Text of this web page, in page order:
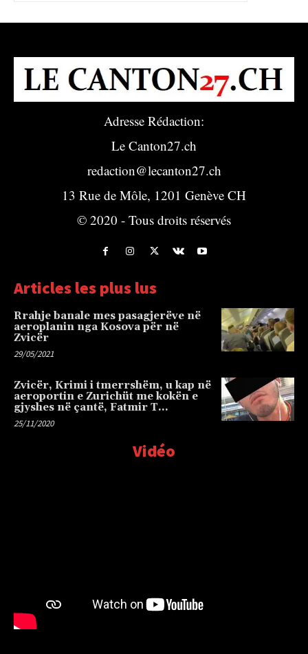
Adresse Rédaction:
Le Canton27.ch
redaction@lecanton27.ch
13 Rue de Môle, 1201 Genève CH
© 2020 - Tous droits réservés
Articles les plus lus
Rrahje banale mes pasagjerëve në
aeroplanin nga Kosova për në
Zvicër
29/05/2021
Zvicër, Krimi i tmerrshëm, u kap në
aeroportin e Zurichüt me kokën e
gjyshes në çantë, Fatmir T…
25/11/2020
Vidéo